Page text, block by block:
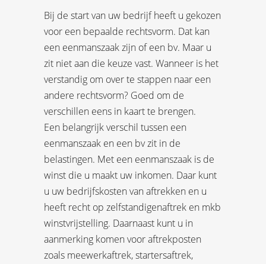
Bij de start van uw bedrijf heeft u gekozen
voor een bepaalde rechtsvorm. Dat kan
een eenmanszaak zijn of een bv. Maar u
zit niet aan die keuze vast. Wanneer is het
verstandig om over te stappen naar een
andere rechtsvorm? Goed om de
verschillen eens in kaart te brengen.
Een belangrijk verschil tussen een
eenmanszaak en een bv zit in de
belastingen. Met een eenmanszaak is de
winst die u maakt uw inkomen. Daar kunt
u uw bedrijfskosten van aftrekken en u
heeft recht op zelfstandigenaftrek en mkb
winstvrijstelling. Daarnaast kunt u in
aanmerking komen voor aftrekposten
zoals meewerkaftrek, startersaftrek,